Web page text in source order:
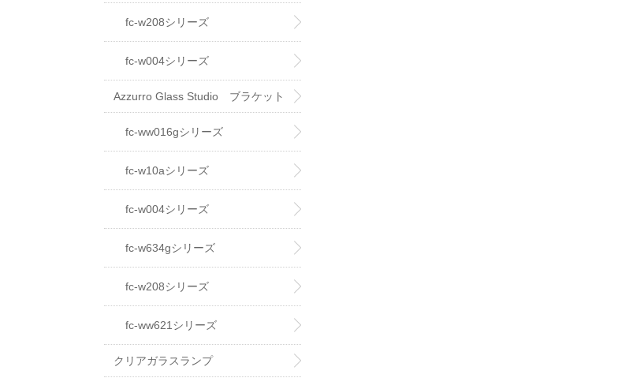
fc-w208シリーズ
fc-w004シリーズ
Azzurro Glass Studio ブラケット
ライト
fc-ww016gシリーズ
fc-w10aシリーズ
fc-w004シリーズ
fc-w634gシリーズ
fc-w208シリーズ
fc-ww621シリーズ
クリアガラスランプ